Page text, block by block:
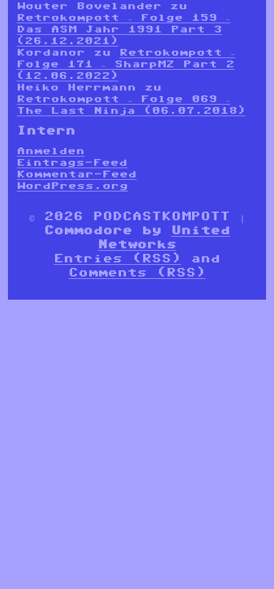
Wouter Bovelander zu
Retrokompott – Folge 159 –
Das ASM Jahr 1991 Part 3
(26.12.2021)
Kordanor zu
Retrokompott –
Folge 171 – SharpMZ Part 2
(12.06.2022)
Heiko Herrmann zu
Retrokompott – Folge 069 –
The Last Ninja (06.07.2018)
Intern
Anmelden
Eintrags-Feed
Kommentar-Feed
WordPress.org
© 2026 PODCASTKOMPOTT |
Commodore by
United
Networks
Entries (RSS)
and
Comments (RSS)